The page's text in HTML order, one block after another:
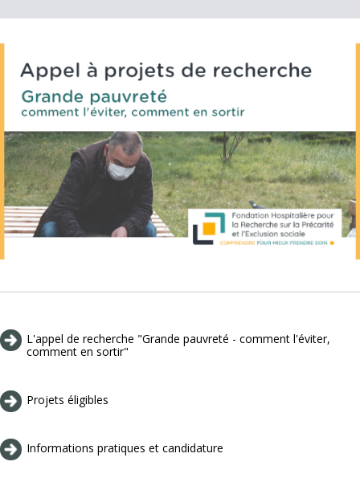
L'appel de recherche "Grande pauvreté - comment l'éviter,
comment en sortir"
Projets éligibles
Informations pratiques et candidature